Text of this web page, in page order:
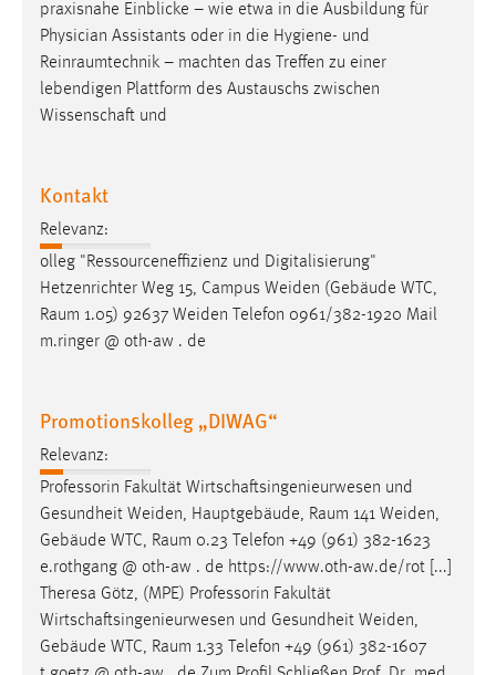
praxisnahe Einblicke – wie etwa in die Ausbildung für
Physician Assistants oder in die Hygiene- und
Reinraumtechnik – machten das Treffen zu einer
lebendigen Plattform des Austauschs zwischen
Wissenschaft und
Kontakt
Relevanz:
olleg "Ressourceneffizienz und Digitalisierung"
Hetzenrichter Weg 15, Campus Weiden (Gebäude WTC,
Raum 1.05) 92637 Weiden Telefon 0961/382-1920 Mail
m.ringer @ oth-aw . de
Promotionskolleg „DIWAG“
Relevanz:
Professorin Fakultät Wirtschaftsingenieurwesen und
Gesundheit Weiden, Hauptgebäude, Raum 141 Weiden,
Gebäude WTC, Raum 0.23 Telefon +49 (961) 382-1623
e.rothgang @ oth-aw . de https://www.oth-aw.de/rot [...]
Theresa Götz, (MPE) Professorin Fakultät
Wirtschaftsingenieurwesen und Gesundheit Weiden,
Gebäude WTC, Raum 1.33 Telefon +49 (961) 382-1607